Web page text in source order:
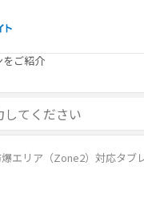
メーカーから探す
特集
補助金対象製品一覧
お役立ちコラム
をご紹介
メーカーから探す
補助金対象製品一覧
お役立ちコラム
エリア（Zone2）対応タブ